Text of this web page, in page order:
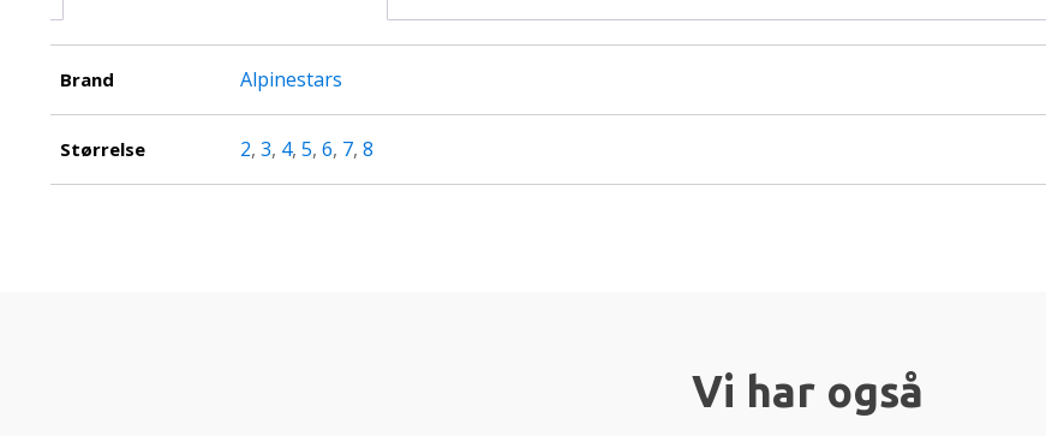
Brand Alpinestars
Størrelse 2, 3, 4, 5, 6, 7, 8
Vi har også